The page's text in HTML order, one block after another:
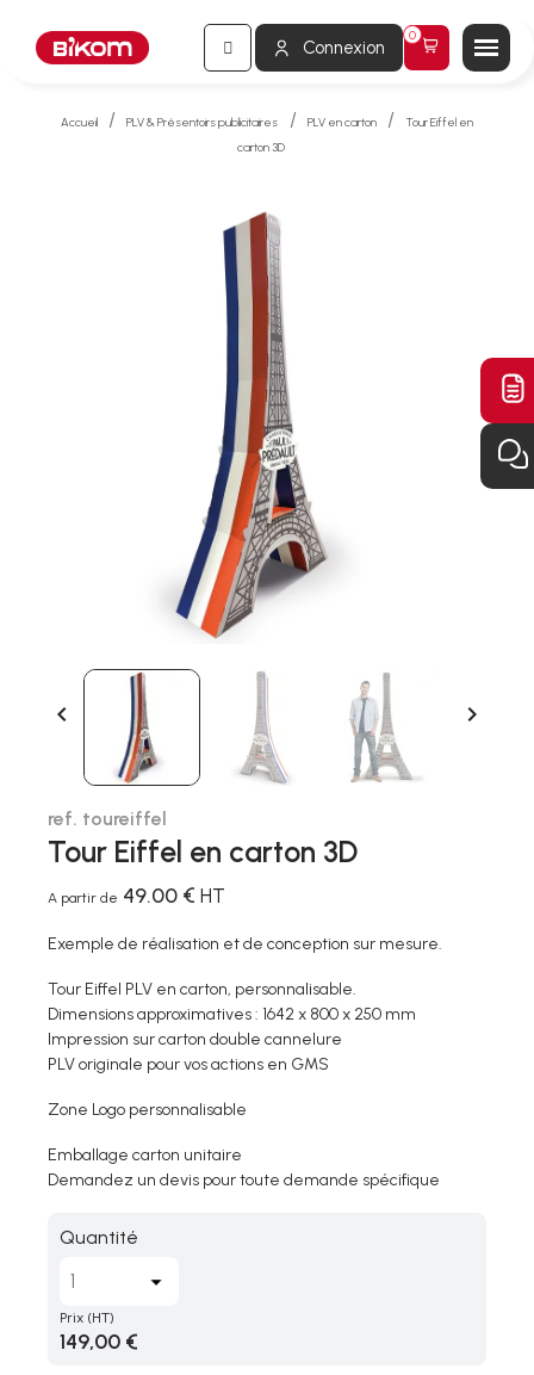
Connexion
Accueil PLV & Présentoirs publicitaires PLV en carton
Tour Eiffel en
carton 3D
 
ref. toureiffel
Tour Eiffel en carton 3D
A partir de 49.00 € HT
Exemple de réalisation et de conception sur mesure.
Tour Eiffel PLV en carton, personnalisable.
Dimensions approximatives : 1642 x 800 x 250 mm
Impression sur carton double cannelure
PLV originale pour vos actions en GMS
Zone Logo personnalisable
Emballage carton unitaire
Demandez un devis pour toute demande spécifique
Quantité
Prix (HT)
149,00 €